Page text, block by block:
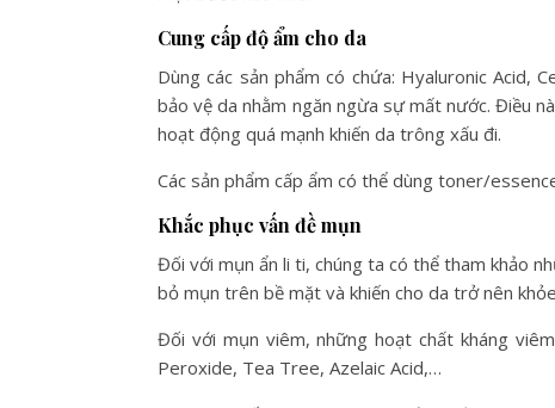
Cung cấp độ ẩm cho da
Dùng các sản phẩm có chứa: Hyaluronic Acid,
bảo vệ da nhằm ngăn ngừa sự mất nước. Điều
hoạt động quá mạnh khiến da trông xấu đi.
Các sản phẩm cấp ẩm có thể dùng toner/
Khắc phục vấn đề mụn
Đối với mụn ẩn li ti, chúng ta có thể tham khảo
bỏ mụn trên bề mặt và khiến cho da trở nên
Đối với mụn viêm, những hoạt chất kháng
Peroxide, Tea Tree, Azelaic Acid,…